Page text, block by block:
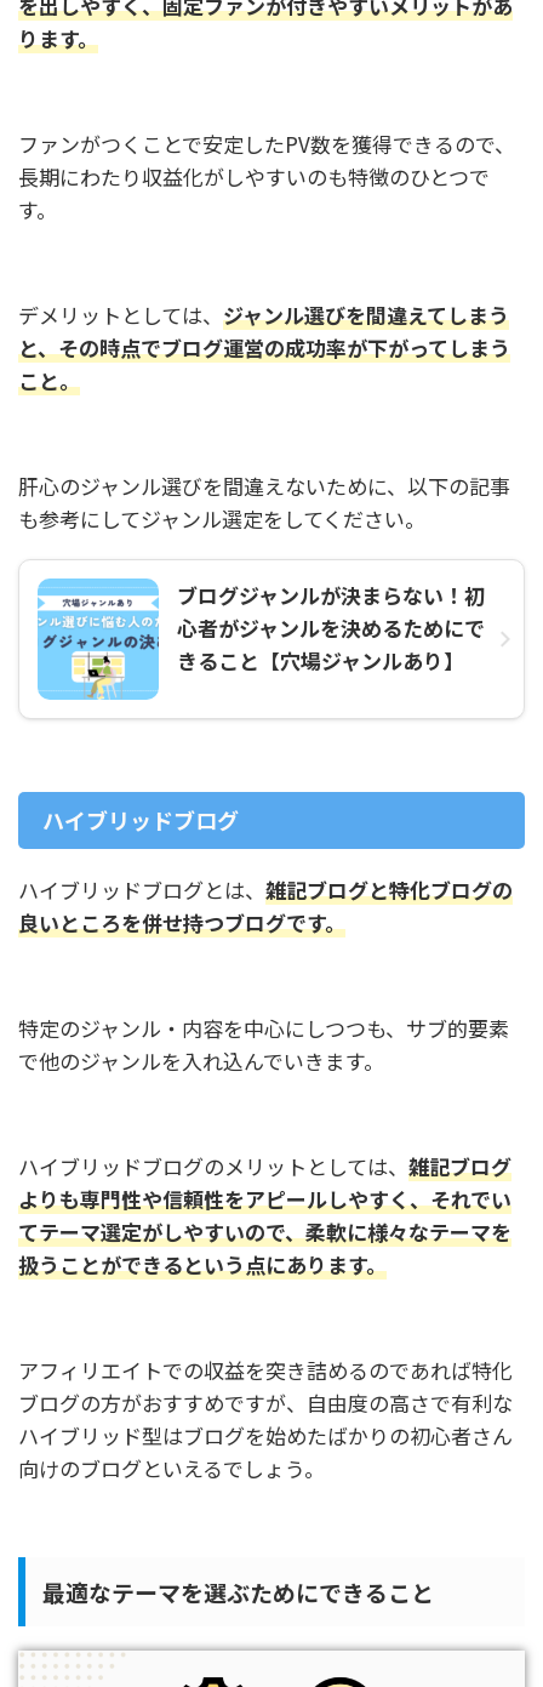
ります。
ファンがつくことで安定したPV数を獲得できるので、
長期にわたり収益化がしやすいのも特徴のひとつで
す。
デメリットとしては、 ジャンル選びを間違えてしまう
と、その時点でブログ運営の成功率が下がってしまう
こと。
肝心のジャンル選びを間違えないために、以下の記事
も参考にしてジャンル選定をしてください。
ブログジャンルが決まらない！初
心者がジャンルを決めるためにで
きること【穴場ジャンルあり】
ハイブリッドブログ
ハイブリッドブログとは、 雑記ブログと特化ブログの
良いところを併せ持つブログです。
特定のジャンル・内容を中心にしつつも、サブ的要素
で他のジャンルを入れ込んでいきます。
ハイブリッドブログのメリットとしては、 雑記ブログ
よりも専門性や信頼性をアピールしやすく、それでい
てテーマ選定がしやすいので、柔軟に様々なテーマを
扱うことができるという点にあります。
アフィリエイトでの収益を突き詰めるのであれば特化
ブログの方がおすすめですが、自由度の高さで有利な
ハイブリッド型はブログを始めたばかりの初心者さん
向けのブログといえるでしょう。
最適なテーマを選ぶためにできること